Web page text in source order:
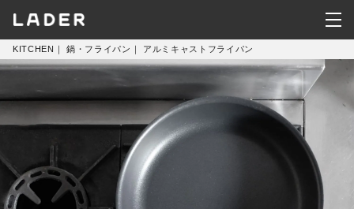
KITCHEN
HOUSEWARE
KITCHEN ｜ 鍋・フライパン ｜ アルミキャストフライパン